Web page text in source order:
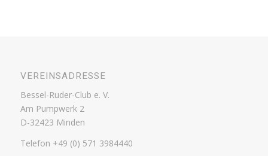
VEREINSADRESSE
Bessel-Ruder-Club e. V.
Am Pumpwerk 2
D-32423 Minden
Telefon +49 (0) 571 3984440